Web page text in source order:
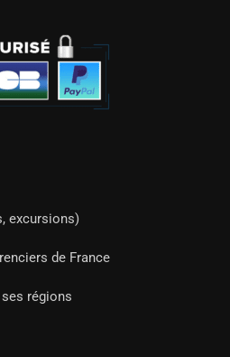
excursions)
de France
régions